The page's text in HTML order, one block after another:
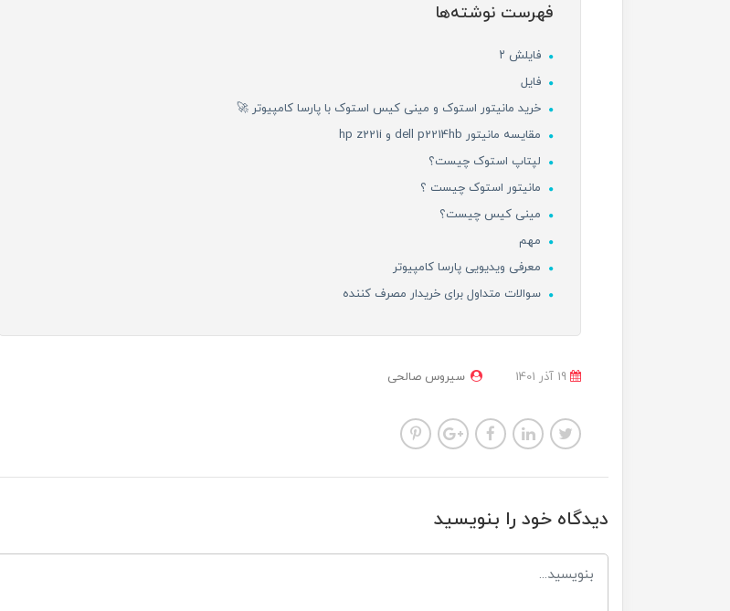
فهرست نوشته‌ها
فایلش ۲
فایل
خرید مانیتور استوک و مینی کیس استوک با پارسا کامپیوتر 🚀
مقایسه مانیتور dell p2214hb و hp z221i
لپتاپ استوک چیست؟
مانیتور استوک چیست ؟
مینی کیس چیست؟
مهم
معرفی ویدیویی پارسا کامپیوتر
سوالات متداول برای خریدار مصرف کننده
سیروس صالحی
دیدگاه خود را بنویسید